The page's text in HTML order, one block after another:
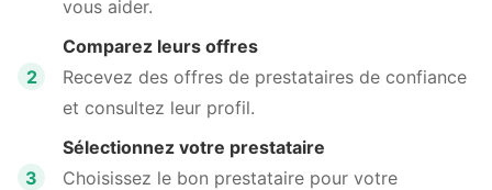
vous aider.
2
Comparez leurs offres
Recevez des offres de prestataires de confiance
et consultez leur profil.
3
Sélectionnez votre prestataire
Choisissez le bon prestataire pour votre